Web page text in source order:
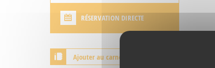
RÉSERVATION DIRECTE
Ajouter au carnet de voyage